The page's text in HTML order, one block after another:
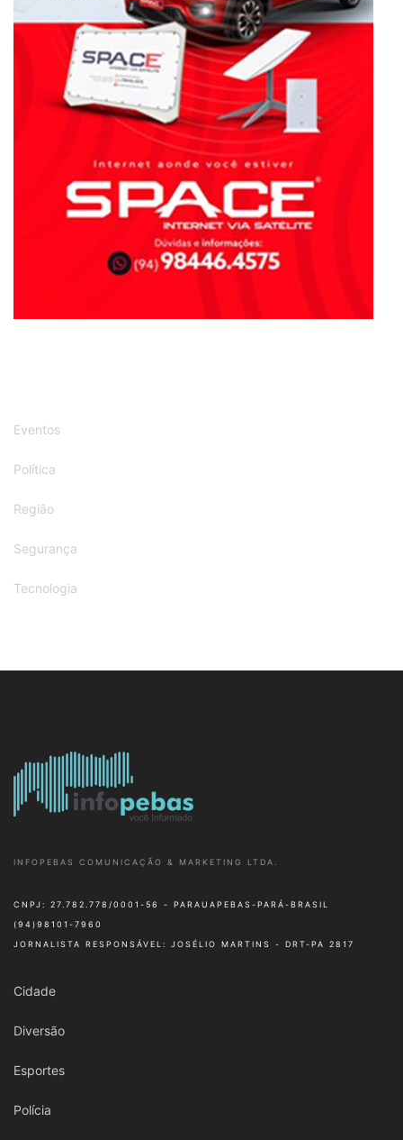
Eventos
Política
Região
Segurança
Tecnologia
INFOPEBAS COMUNICAÇÃO & MARKETING LTDA.
CNPJ: 27.782.778/0001-56 - PARAUAPEBAS-PARÁ-BRASIL
(94)98101-7960
JORNALISTA RESPONSÁVEL: JOSÉLIO MARTINS - DRT-PA 2817
Cidade
Diversão
Esportes
Polícia